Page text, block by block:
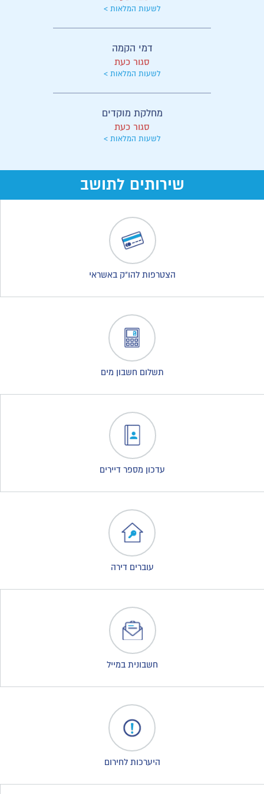
לשעות המלאות >
דמי הקמה
סגור כעת
לשעות המלאות >
מחלקת מוקדים
סגור כעת
לשעות המלאות >
שירותים לתושב
הצטרפות להו"ק באשראי
תשלום חשבון מים
עדכון מספר דיירים
עוברים דירה
חשבונית במייל
היערכות לחירום